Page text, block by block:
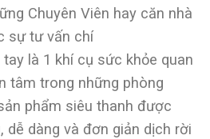
Chuyên Viên hay căn nhà
sự tư vấn chí
là 1 khí cụ sức khỏe quan
tâm trong những phòng
phẩm siêu thanh được
dễ dàng và đơn giản dịch rời